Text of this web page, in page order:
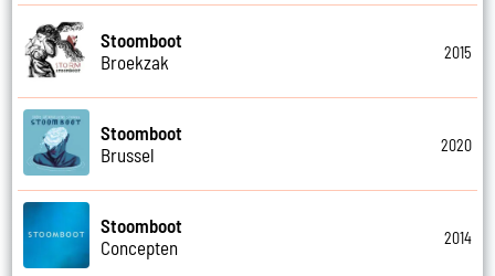
Stoomboot
Broekzak
2015
Stoomboot
Brussel
2020
Stoomboot
Concepten
2014